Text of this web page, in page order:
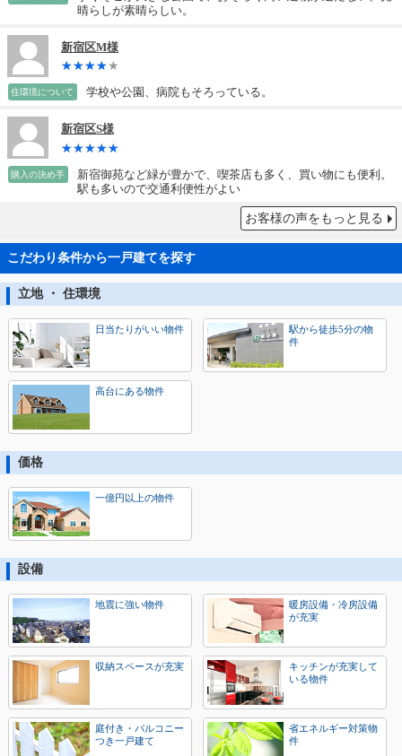
晴らしが素晴らしい。
新宿区M様
住環境について 学校や公園、病院もそろっている。
新宿区S様
購入の決め手
新宿御苑など緑が豊かで、喫茶店も多く、買い物にも便利。
駅も多いので交通利便性がよい
お客様の声をもっと見る
こだわり条件から一戸建てを探す
立地 ・ 住環境
日当たりがいい物件
駅から徒歩5分の物
件
高台にある物件
価格
一億円以上の物件
設備
地震に強い物件
暖房設備・冷房設備
が充実
収納スペースが充実
キッチンが充実して
いる物件
庭付き・バルコニー
つき一戸建て
省エネルギー対策物
件